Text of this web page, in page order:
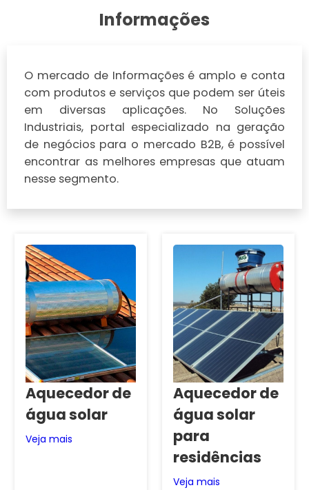
Informações
O mercado de Informações é amplo e conta
com produtos e serviços que podem ser úteis
em diversas aplicações. No Soluções
Industriais, portal especializado na geração
de negócios para o mercado B2B, é possível
encontrar as melhores empresas que atuam
nesse segmento.
Aquecedor de
água solar
Veja mais
Aquecedor de
água solar
para
residências
Veja mais